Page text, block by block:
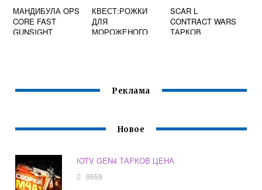
МАНДИБУЛА OPS
CORE FAST
GUNSIGHT
КВЕСТ:РОЖКИ
ДЛЯ
МОРОЖЕНОГО
SCAR L
CONTRACT WARS
ТАРКОВ
Реклама
Новое
IOTV GEN4 ТАРКОВ ЦЕНА
9559